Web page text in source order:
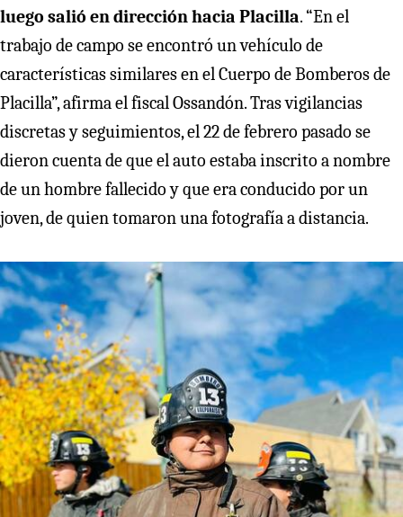
luego salió en dirección hacia Placilla. “En el
trabajo de campo se encontró un vehículo de
características similares en el Cuerpo de Bomberos de
Placilla”, afirma el fiscal Ossandón. Tras vigilancias
discretas y seguimientos, el 22 de febrero pasado se
dieron cuenta de que el auto estaba inscrito a nombre
de un hombre fallecido y que era conducido por un
joven, de quien tomaron una fotografía a distancia.